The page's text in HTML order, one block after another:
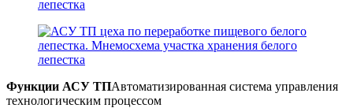
Функции АСУ ТПАвтоматизированная система управления
технологическим процессом